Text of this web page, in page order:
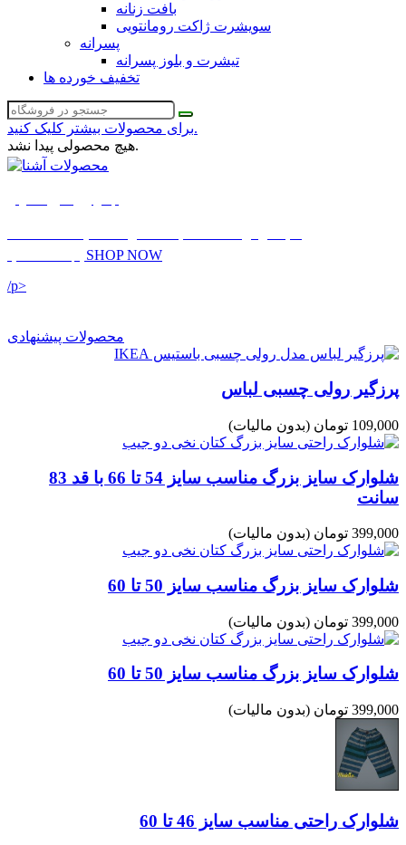
بافت زنانه
سویشرت ژاکت رومانتویی
پسرانه
تیشرت و بلوز پسرانه
تخفیف خورده ها
برای محصولات بیشتر کلیک کنید.
هیچ محصولی پیدا نشد.
SHOP NOW
/p>
محصولات پیشنهادی
پرزگیر رولی چسبی لباس
109,000 تومان (بدون مالیات)
شلوارک سایز بزرگ مناسب سایز 54 تا 66 با قد 83
سانت
399,000 تومان (بدون مالیات)
شلوارک سایز بزرگ مناسب سایز 50 تا 60
399,000 تومان (بدون مالیات)
شلوارک سایز بزرگ مناسب سایز 50 تا 60
399,000 تومان (بدون مالیات)
شلوارک راحتی مناسب سایز 46 تا 60